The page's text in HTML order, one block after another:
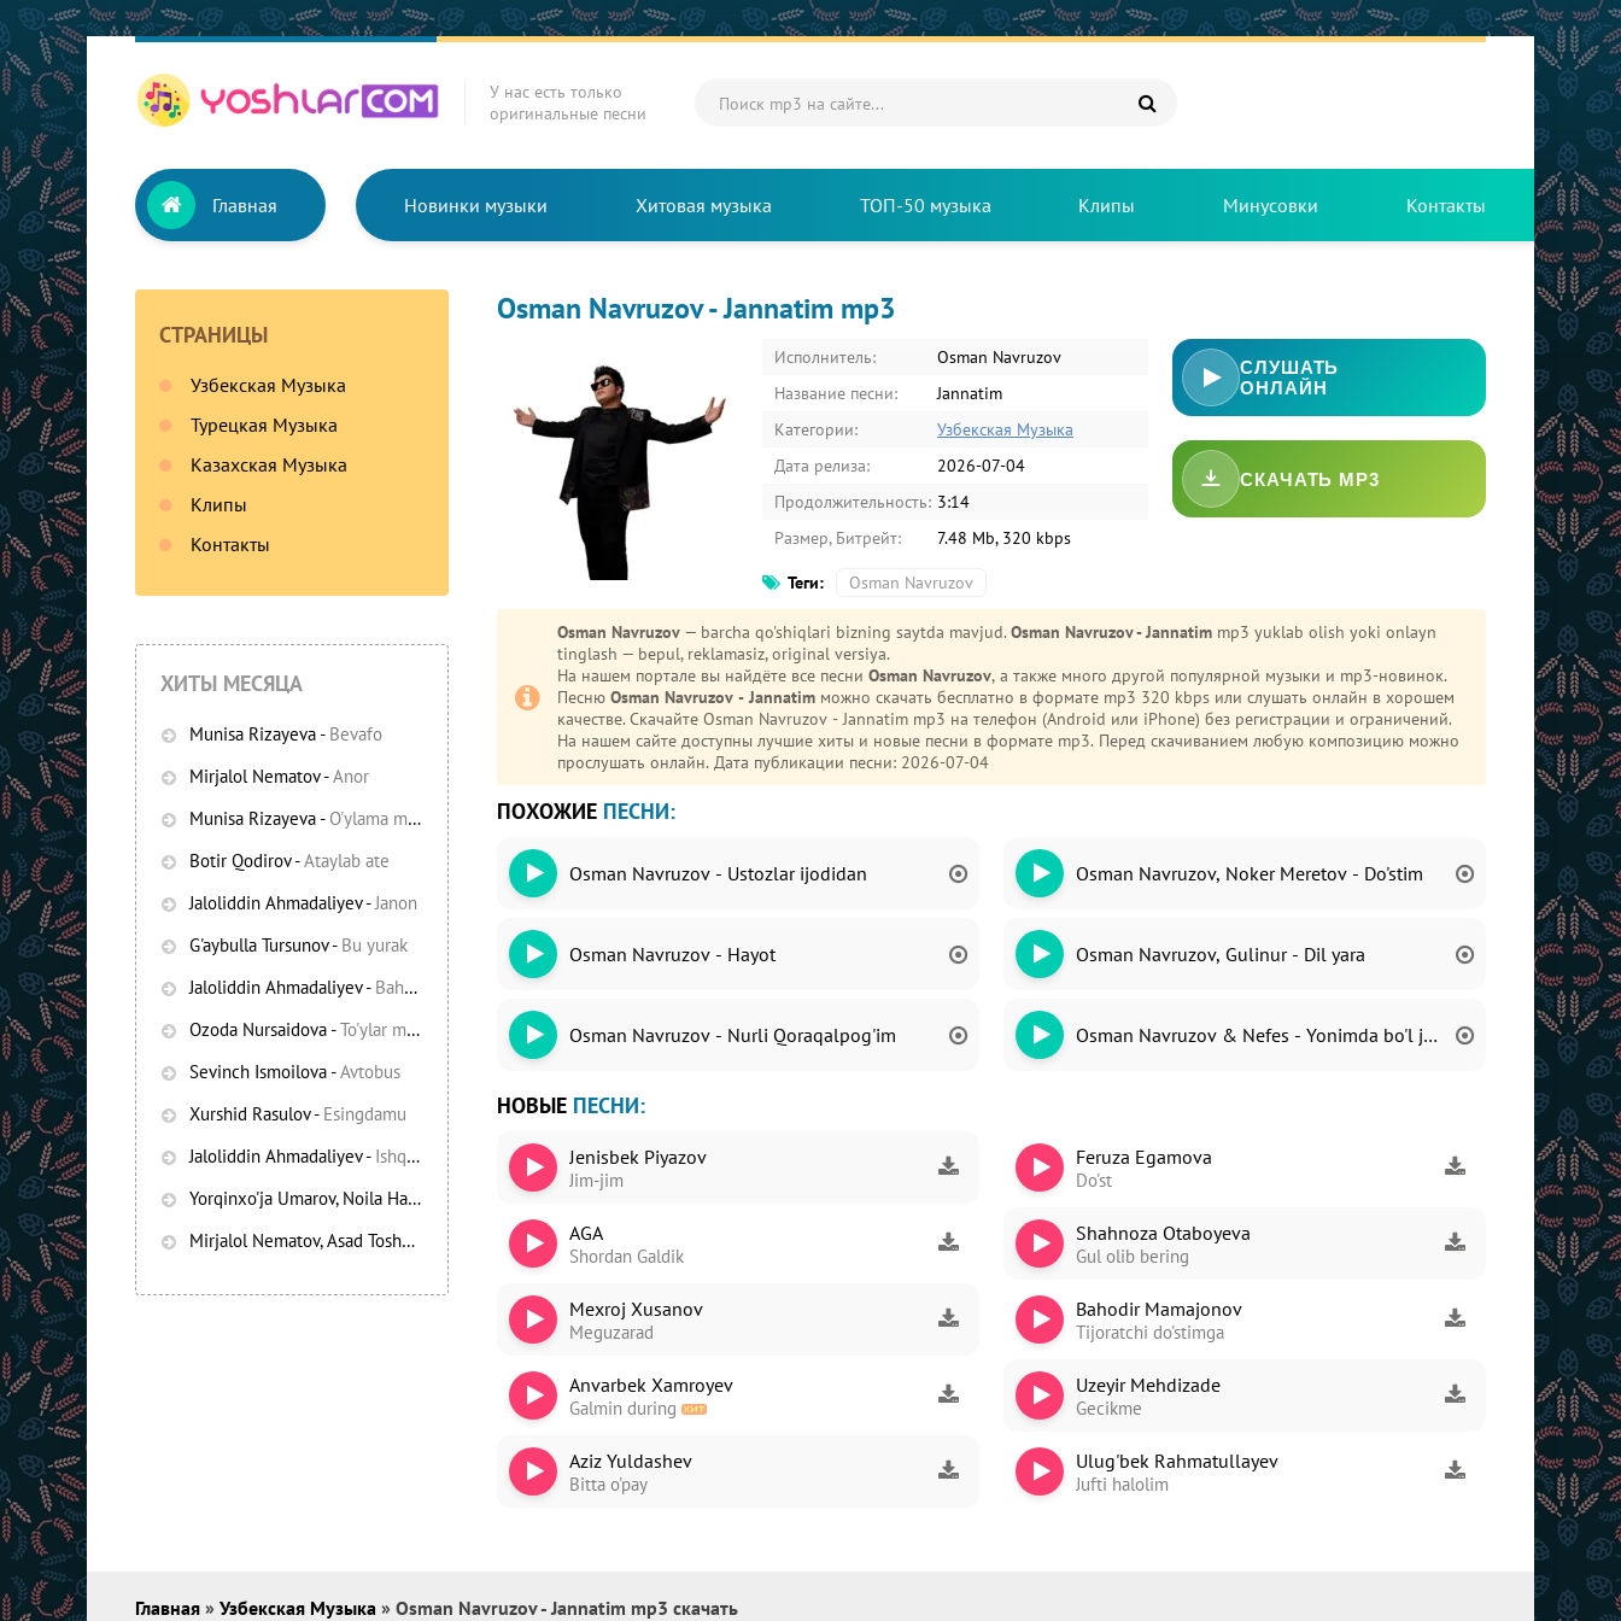
У нас есть только
оригинальные песни
Главная Новинки музыки Хитовая музыка ТОП-50 музыка Клипы Минусовки Контакты
СТРАНИЦЫ
Узбекская Музыка
Турецкая Музыка
Казахская Музыка
Клипы
Контакты
ХИТЫ МЕСЯЦА
Munisa Rizayeva- Bevafo
Mirjalol Nematov-Anor
Munisa Rizayeva- O'ylama mani
Botir Qodirov-Ataylab ate
Jaloliddin Ahmadaliyev-Janon
G'aybulla Tursunov- Bu yurak
Jaloliddin Ahmadaliyev- Bahor yomg'irlari
Ozoda Nursaidova-To'ylar muborak
Sevinch Ismoilova-Avtobus
Xurshid Rasulov- Esingdamu
Jaloliddin Ahmadaliyev- Ishqning chayqov bozorida
Yorqinxo'ja Umarov, Noila Habibullayeva
Bezori
Mirjalol Nematov, Asad Toshpo’latov
Oshiq edim
Osman Navruzov - Jannatim mp3
Исполнитель:
Osman Navruzov
Название песни:
Jannatim
Категории:
Узбекская Музыка
Дата релиза:
2026-07-04
Продолжительность: 3:14
Размер, Битрейт:
7.48 Mb, 320 kbps
Теги: Osman Navruzov
СЛУШАТЬ
ОНЛАЙН
СКАЧАТЬ MP3
Osman Navruzov — barcha qo'shiqlari bizning saytda mavjud. Osman Navruzov - Jannatim mp3 yuklab olish yoki onlayn
tinglash — bepul, reklamasiz, original versiya.
На нашем портале вы найдёте все песни Osman Navruzov, а также много другой популярной музыки и mp3-новинок.
Песню Osman Navruzov - Jannatim можно скачать бесплатно в формате mp3 320 kbps или слушать онлайн в хорошем
качестве. Скачайте Osman Navruzov - Jannatim mp3 на телефон (Android или iPhone) без регистрации и ограничений.
На нашем сайте доступны лучшие хиты и новые песни в формате mp3. Перед скачиванием любую композицию можно
прослушать онлайн. Дата публикации песни: 2026-07-04
ПОХОЖИЕ ПЕСНИ:
Osman Navruzov - Ustozlar ijodidan
Osman Navruzov - Hayot
Osman Navruzov - Nurli Qoraqalpog'im
Osman Navruzov, Noker Meretov - Do'stim
Osman Navruzov, Gulinur - Dil yara
Osman Navruzov & Nefes - Yonimda bo'l jonim
НОВЫЕ ПЕСНИ:
Jenisbek Piyazov
Jim-jim
AGA
Shordan Galdik
Mexroj Xusanov
Meguzarad
Anvarbek Xamroyev
Galmin during
Aziz Yuldashev
Bitta o'pay
Feruza Egamova
Do'st
Shahnoza Otaboyeva
Gul olib bering
Bahodir Mamajonov
Tijoratchi do'stimga
Uzeyir Mehdizade
Gecikme
Ulug'bek Rahmatullayev
Jufti halolim
Главная » Узбекская Музыка » Osman Navruzov - Jannatim mp3 скачать
-Bezori
Oshiq edim